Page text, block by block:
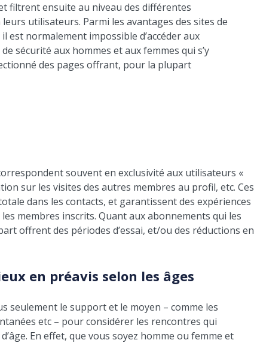
filtrent ensuite au niveau des différentes
utilisateurs. Parmi les avantages des sites de
est normalement impossible d’accéder aux
sécurité aux hommes et aux femmes qui s’y
des pages offrant, pour la plupart
souvent en exclusivité aux utilisateurs «
sur les visites des autres membres au profil, etc. Ces
dans les contacts, et garantissent des expériences
membres inscrits. Quant aux abonnements qui les
offrent des périodes d’essai, et/ou des réductions en
en préavis selon les âges
seulement le support et le moyen – comme les
etc – pour considérer les rencontres qui
En effet, que vous soyez homme ou femme et